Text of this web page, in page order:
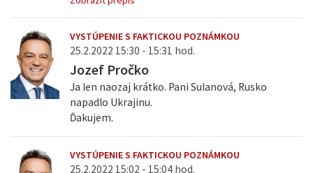
VYSTÚPENIE S FAKTICKOU POZNÁMKOU
25.2.2022 15:30 - 15:31 hod.
Jozef Pročko
Ja len naozaj krátko. Pani Sulanová, Rusko
napadlo Ukrajinu.
Ďakujem.
VYSTÚPENIE S FAKTICKOU POZNÁMKOU
25.2.2022 15:02 - 15:04 hod.